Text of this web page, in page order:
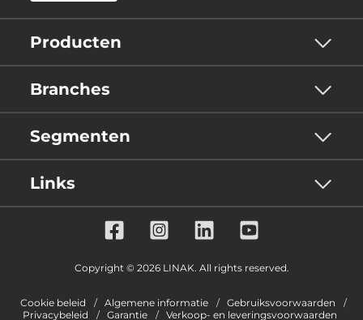
Producten
Branches
Segmenten
Links
Copyright © 2026 LINAK. All rights reserved.
Cookie beleid Algemene informatie
Gebruiksvoorwaarden
Privacybeleid
Garantie Verkoop- en leveringsvoorwaarden